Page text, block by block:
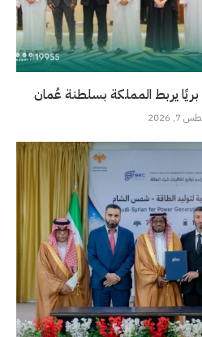
يربط المملكة بسلطنة عُمان
2026